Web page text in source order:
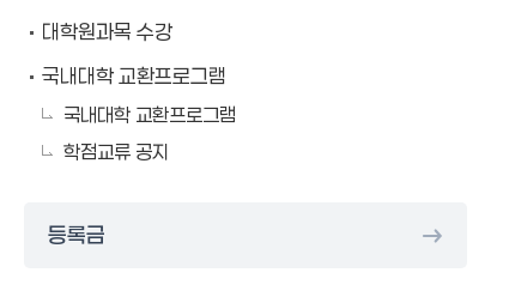
대학원과목 수강
국내대학 교환프로그램
국내대학 교환프로그램
학점교류 공지
등록금